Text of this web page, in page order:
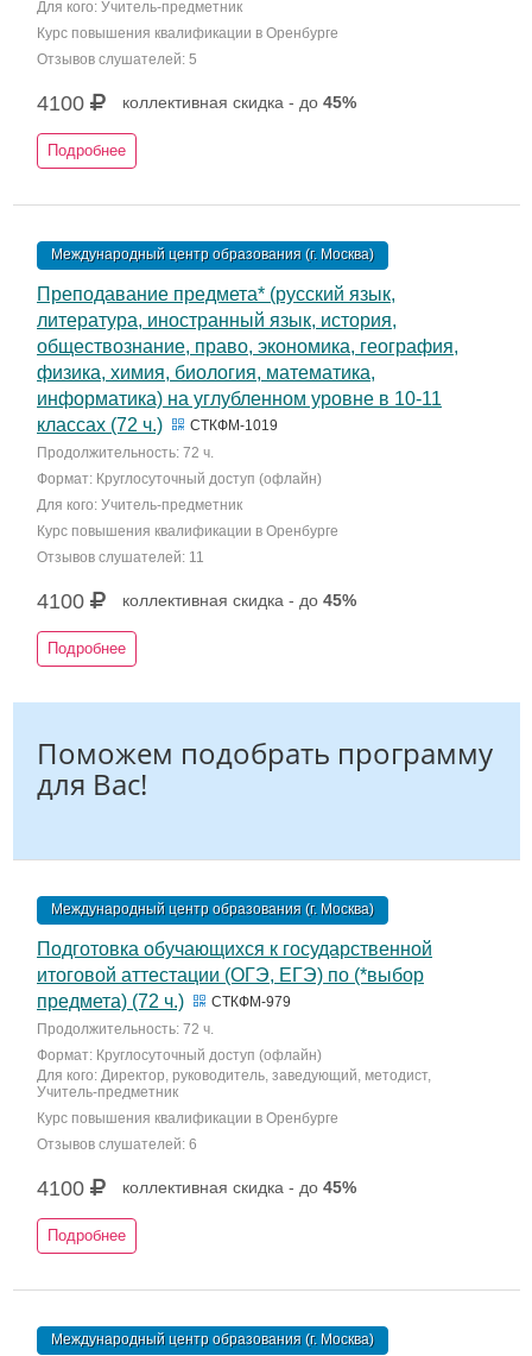
Для кого: Учитель-предметник
Курс повышения квалификации в Оренбурге
Отзывов слушателей: 5
4100 коллективная скидка - до 45%
Подробнее
Международный центр образования (г. Москва)
Преподавание предмета* (русский язык,
литература, иностранный язык, история,
обществознание, право, экономика, география,
физика, химия, биология, математика,
информатика) на углубленном уровне в 10-11
классах (72 ч.)
СТКФМ-1019
Продолжительность: 72 ч.
Формат: Круглосуточный доступ (офлайн)
Для кого: Учитель-предметник
Курс повышения квалификации в Оренбурге
Отзывов слушателей: 11
4100 коллективная скидка - до 45%
Подробнее
Поможем подобрать программу
для Вас!
Международный центр образования (г. Москва)
Подготовка обучающихся к государственной
итоговой аттестации (ОГЭ, ЕГЭ) по (*выбор
предмета) (72 ч.)
СТКФМ-979
Продолжительность: 72 ч.
Формат: Круглосуточный доступ (офлайн)
Для кого: Директор, руководитель, заведующий, методист,
Учитель-предметник
Курс повышения квалификации в Оренбурге
Отзывов слушателей: 6
4100 коллективная скидка - до 45%
Подробнее
Международный центр образования (г. Москва)